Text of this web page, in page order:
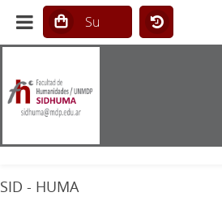
SID - HUMA